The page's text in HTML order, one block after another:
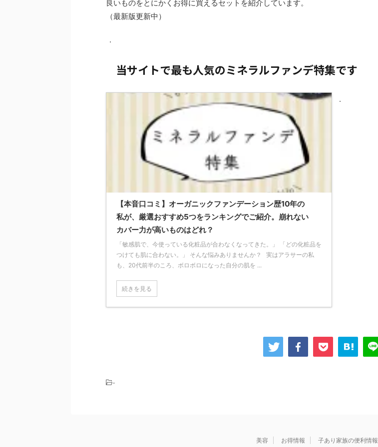
良いものをとにかくお得に買えるセットを紹介しています。
（最新版更新中）
.
当サイトで最も人気のミネラルファンデ特集です
【本音口コミ】オーガニックファンデーション歴10年の
私が、厳選おすすめ5つをランキングでご紹介。崩れない
カバー力が高いものはどれ？
「敏感肌で、今使っている化粧品が合わなくなってきた。」 「どの化粧品を
つけても肌に合わない。」 そんな悩みありませんか？ 実はアラサーの私
も、20代前半のころ、ボロボロになった自分の肌を ...
続きを見る
.
-
美容 お得情報 子あり家族の便利情報